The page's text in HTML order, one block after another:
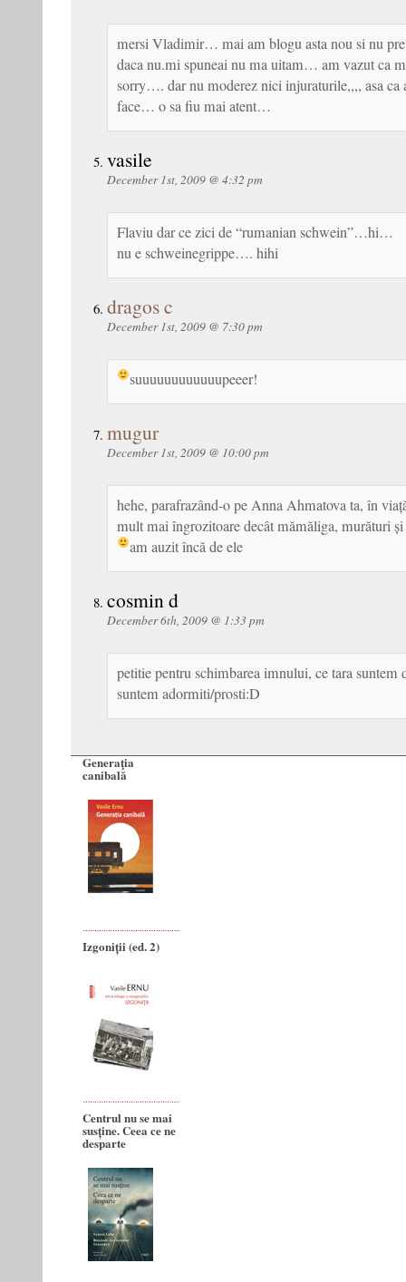
mersi Vladimir… mai am blogu asta nou si nu
daca nu.mi spuneai nu ma uitam… am vazut ca
sorry…. dar nu moderez nici injuraturile,,,, asa ca
face… o sa fiu mai atent…
vasile
December 1st, 2009 @ 4:32 pm
Flaviu dar ce zici de “rumanian schwein”…hi…
nu e schweinegrippe…. hihi
dragos c
December 1st, 2009 @ 7:30 pm
suuuuuuuuuuuupeeer!
mugur
December 1st, 2009 @ 10:00 pm
hehe, parafrazând-o pe Anna Ahmatova ta, în
mult mai îngrozitoare decât mămăliga, murături
am auzit încă de ele
cosmin d
December 6th, 2009 @ 1:33 pm
petitie pentru schimbarea imnului, ce tara suntem
suntem adormiti/prosti:D
Generaţia
canibală
Izgoniții (ed. 2)
Centrul nu se mai
susține. Ceea ce ne
desparte